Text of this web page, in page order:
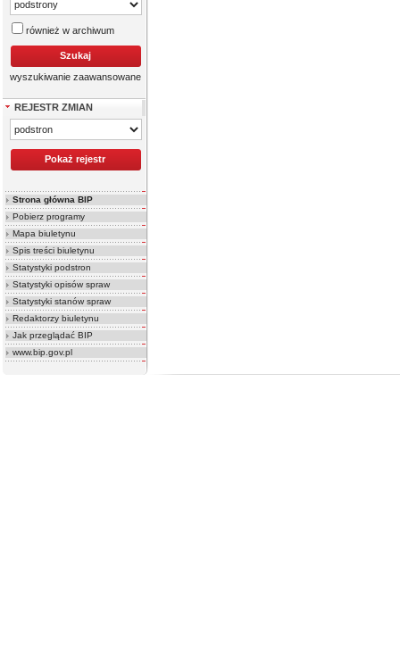
również w archiwum
wyszukiwanie zaawansowane
REJESTR ZMIAN
Strona główna BIP
Pobierz programy
Mapa biuletynu
Spis treści biuletynu
Statystyki podstron
Statystyki opisów spraw
Statystyki stanów spraw
Redaktorzy biuletynu
Jak przeglądać BIP
www.bip.gov.pl